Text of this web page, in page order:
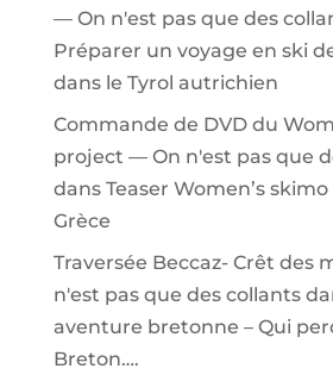
— On n'est pas que des
Préparer un voyage en ski
dans le Tyrol autrichien
Commande de DVD du
project — On n'est pas que
dans Teaser Women’s
Grèce
Traversée Beccaz- Crêt des
n'est pas que des collants
aventure bretonne – Qui
Breton….